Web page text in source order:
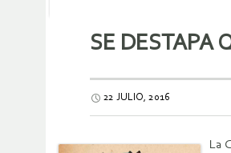
SE DESTAPA
22 JULIO, 2016
La